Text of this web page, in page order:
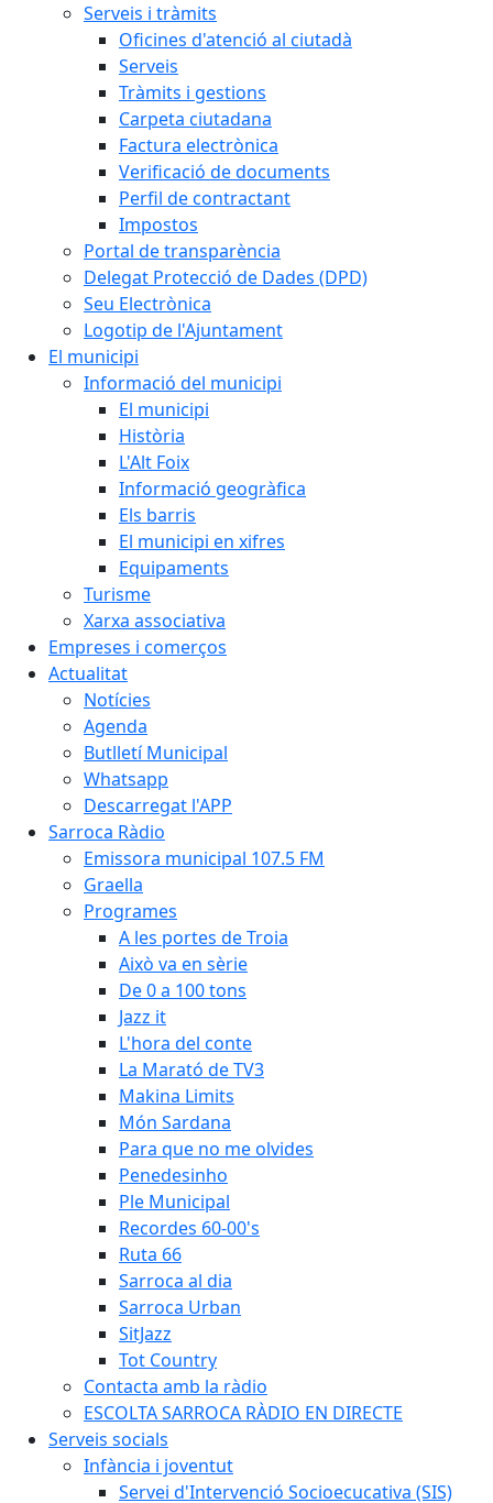
Serveis i tràmits
Oficines d'atenció al ciutadà
Serveis
Tràmits i gestions
Carpeta ciutadana
Factura electrònica
Verificació de documents
Perfil de contractant
Impostos
Portal de transparència
Delegat Protecció de Dades (DPD)
Seu Electrònica
Logotip de l'Ajuntament
El municipi
Informació del municipi
El municipi
Història
L'Alt Foix
Informació geogràfica
Els barris
El municipi en xifres
Equipaments
Turisme
Xarxa associativa
Empreses i comerços
Actualitat
Notícies
Agenda
Butlletí Municipal
Whatsapp
Descarregat l'APP
Sarroca Ràdio
Emissora municipal 107.5 FM
Graella
Programes
A les portes de Troia
Això va en sèrie
De 0 a 100 tons
Jazz it
L'hora del conte
La Marató de TV3
Makina Limits
Món Sardana
Para que no me olvides
Penedesinho
Ple Municipal
Recordes 60-00's
Ruta 66
Sarroca al dia
Sarroca Urban
SitJazz
Tot Country
Contacta amb la ràdio
ESCOLTA SARROCA RÀDIO EN DIRECTE
Serveis socials
Infància i joventut
Servei d'Intervenció Socioecucativa (SIS)